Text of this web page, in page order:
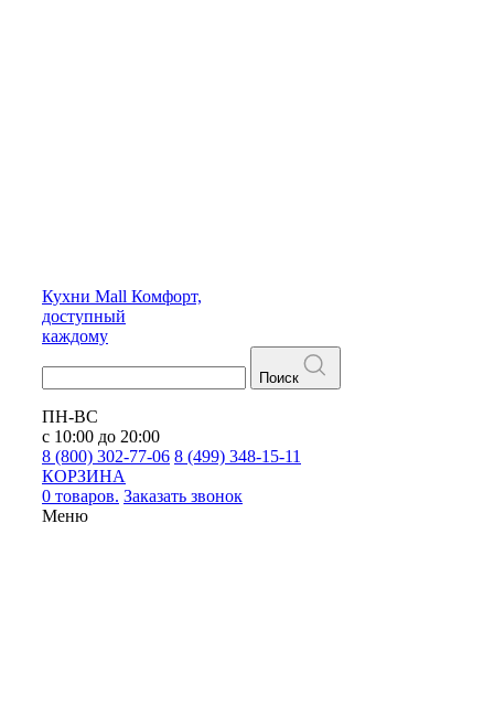
Кухни Mall Комфорт,
доступный
каждому
Поиск
ПН-ВС
с 10:00 до 20:00
8 (800) 302-77-06 8 (499) 348-15-11
КОРЗИНА
0 товаров. Заказать звонок
Меню